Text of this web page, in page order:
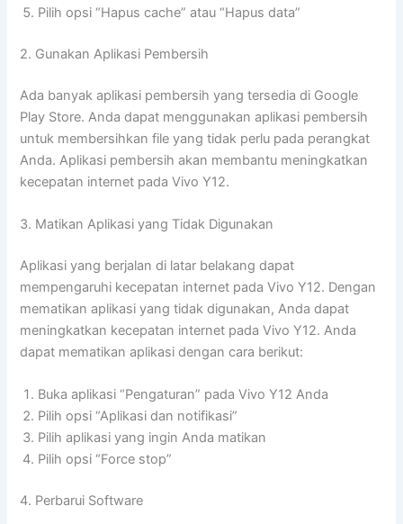
Pilih opsi “Hapus cache” atau “Hapus data”
2. Gunakan Aplikasi Pembersih
Ada banyak aplikasi pembersih yang tersedia di Google
Play Store. Anda dapat menggunakan aplikasi pembersih
untuk membersihkan file yang tidak perlu pada perangkat
Anda. Aplikasi pembersih akan membantu meningkatkan
kecepatan internet pada Vivo Y12.
3. Matikan Aplikasi yang Tidak Digunakan
Aplikasi yang berjalan di latar belakang dapat
mempengaruhi kecepatan internet pada Vivo Y12. Dengan
mematikan aplikasi yang tidak digunakan, Anda dapat
meningkatkan kecepatan internet pada Vivo Y12. Anda
dapat mematikan aplikasi dengan cara berikut:
Buka aplikasi “Pengaturan” pada Vivo Y12 Anda
Pilih opsi “Aplikasi dan notifikasi”
Pilih aplikasi yang ingin Anda matikan
Pilih opsi “Force stop”
4. Perbarui Software